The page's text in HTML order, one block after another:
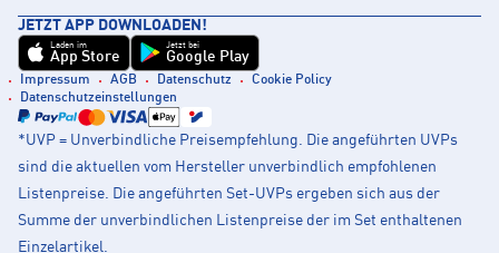
JETZT APP DOWNLOADEN!
Laden im
App Store
Jetzt bei
Google Play
Impressum AGB Datenschutz
Cookie Policy
Datenschutzeinstellungen
*UVP = Unverbindliche Preisempfehlung. Die angeführten UVPs
sind die aktuellen vom Hersteller unverbindlich empfohlenen
Listenpreise. Die angeführten Set-UVPs ergeben sich aus der
Summe der unverbindlichen Listenpreise der im Set enthaltenen
Einzelartikel.